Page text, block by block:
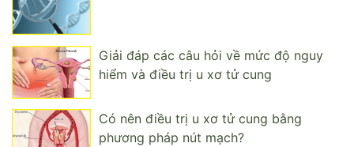
Giải đáp các câu hỏi về mức độ nguy
hiểm và điều trị u xơ tử cung
Có nên điều trị u xơ tử cung bằng
phương pháp nút mạch?